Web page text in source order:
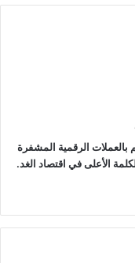
الرقمية المشفرة
الأعلى في اقتصاد الغد.